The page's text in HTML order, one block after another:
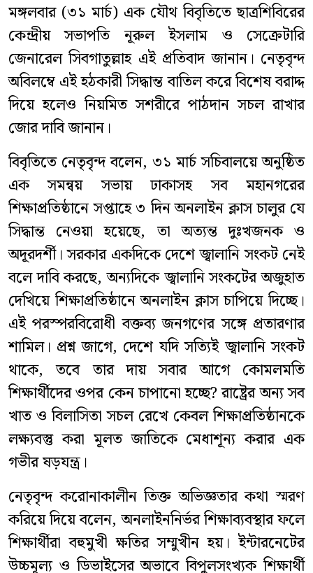
মঙ্গলবার (৩১ মার্চ) এক যৌথ বিবৃতিতে ছাত্রশিবিরের
কেন্দ্রীয় সভাপতি নূরুল ইসলাম ও সেক্রেটারি
জেনারেল সিবগাতুল্লাহ এই প্রতিবাদ জানান। নেতৃবৃন্দ
অবিলম্বে এই হঠকারী সিদ্ধান্ত বাতিল করে বিশেষ বরাদ্দ
দিয়ে হলেও নিয়মিত সশরীরে পাঠদান সচল রাখার
জোর দাবি জানান।
বিবৃতিতে নেতৃবৃন্দ বলেন, ৩১ মার্চ সচিবালয়ে অনুষ্ঠিত
এক সমন্বয় সভায় ঢাকাসহ সব মহানগরের
শিক্ষাপ্রতিষ্ঠানে সপ্তাহে ৩ দিন অনলাইন ক্লাস চালুর যে
সিদ্ধান্ত নেওয়া হয়েছে, তা অত্যন্ত দুঃখজনক ও
অদূরদর্শী। সরকার একদিকে দেশে জ্বালানি সংকট নেই
বলে দাবি করছে, অন্যদিকে জ্বালানি সংকটের অজুহাত
দেখিয়ে শিক্ষাপ্রতিষ্ঠানে অনলাইন ক্লাস চাপিয়ে দিচ্ছে।
এই পরস্পরবিরোধী বক্তব্য জনগণের সঙ্গে প্রতারণার
শামিল। প্রশ্ন জাগে, দেশে যদি সত্যিই জ্বালানি সংকট
থাকে, তবে তার দায় সবার আগে কোমলমতি
শিক্ষার্থীদের ওপর কেন চাপানো হচ্ছে? রাষ্ট্রের অন্য সব
খাত ও বিলাসিতা সচল রেখে কেবল শিক্ষাপ্রতিষ্ঠানকে
লক্ষ্যবস্তু করা মূলত জাতিকে মেধাশূন্য করার এক
গভীর ষড়যন্ত্র।
নেতৃবৃন্দ করোনাকালীন তিক্ত অভিজ্ঞতার কথা স্মরণ
করিয়ে দিয়ে বলেন, অনলাইননির্ভর শিক্ষাব্যবস্থার ফলে
শিক্ষার্থীরা বহুমুখী ক্ষতির সম্মুখীন হয়। ইন্টারনেটের
উচ্চমূল্য ও ডিভাইসের অভাবে বিপুলসংখ্যক শিক্ষার্থী